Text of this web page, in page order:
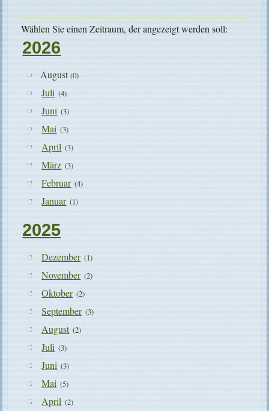
Wählen Sie einen Zeitraum, der angezeigt werden soll:
2026
August(0)
Juli (4)
Juni (3)
Mai (3)
April (3)
März (3)
Februar (4)
Januar (1)
2025
Dezember (1)
November (2)
Oktober (2)
September (3)
August (2)
Juli (3)
Juni (3)
Mai (5)
April (2)